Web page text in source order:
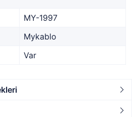
MY-1997
Mykablo
Var